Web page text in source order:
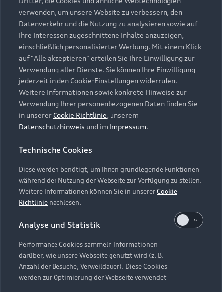
Modelle vergleichen
Elektromodelle
Plug-in-Hybride
Neuwagensuche
Gebrauchtwagensuche
Gebrauchtwagen
Finanzierung
Aktionen & Angebote
Geschäftskunden
Service & Zubehör
Saisonale Angebote
Audi Services
Garantie
Audi digital services
myAudi
Support
Kundenservice
Händlersuche
Audi Code
Online-Terminvereinbarung
Servicekontakt
Vertrag widerrufen
Über Audi
Unternehmen
Karriere
Investor Relations
Presse & Media Center
Datenschutz
Audi erleben
Newsletter
Impressum Rechtliches
Hinweisgebersystem
Datenschutzinformation
Cookie-Einstellungen
Cookie-Richtlinie
Barrierefreiheit
Hinweis: Die aktuelle Darstellung und Anordnung der
Embleme am Fahrzeug bei allen Abbildungen auf dieser
Webseite kann abweichen.
verwenden, um unsere Website zu verbessern, den
Datenverkehr und die Nutzung zu analysieren sowie auf
Ihre Interessen zugeschnittene Inhalte anzuzeigen,
einschließlich personalisierter Werbung. Mit einem Klick
auf "Alle akzeptieren" erteilen Sie Ihre Einwilligung zur
Verwendung aller Dienste. Sie können Ihre Einwilligung
jederzeit in den Cookie-Einstellungen widerrufen.
Weitere Informationen sowie konkrete Hinweise zur
Verwendung Ihrer personenbezogenen Daten finden Sie
in unserer Cookie Richtlinie, unserem
Datenschutzhinweis und im Impressum.
Technische Cookies
Diese werden benötigt, um Ihnen grundlegende Funktionen
während der Nutzung der Webseite zur Verfügung zu stellen.
Weitere Informationen können Sie in unsererCookie
Richtlinie nachlesen.
Analyse und Statistik
Performance Cookies sammeln Informationen
darüber, wie unsere Webseite genutzt wird (z. B.
Anzahl der Besuche, Verweildauer). Diese Cookies
werden zur Optimierung der Webseite verwendet.